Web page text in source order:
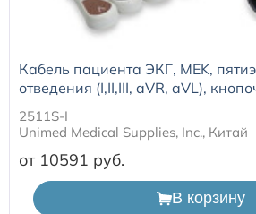
Кабель пациента ЭКГ, MEK,
отведения (I,II,III, aVR, aVL),
2511S-I
Unimed Medical Supplies, Inc., Китай
от 10591
В корзину